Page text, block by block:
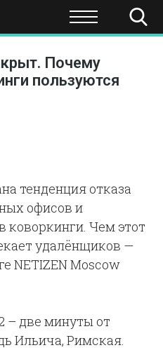
ЭКОНОМИКА НАУКА И
Почему
пользуются
тенденция отказа
офисов и
коворкинги. Чем этот
удалёнщиков —
NETIZEN Moscow
– две минуты от
Ильича, Римская.